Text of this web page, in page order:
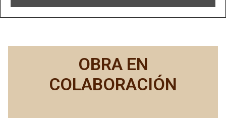
OBRA EN
COLABORACIÓN